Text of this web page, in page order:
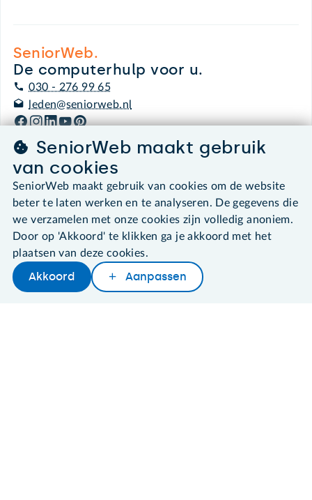
DelenWoordenboek
SeniorWeb.
De computerhulp voor u.
030 - 276 99 65
leden@seniorweb.nl
©2026 SeniorWeb
Algemene voorwaarden
Cookies en cookie-instellingen
Disclaimer
Privacybeleid
About SeniorWeb
SeniorWeb maakt gebruik
van cookies
SeniorWeb maakt gebruik van cookies om de website
beter te laten werken en te analyseren. De gegevens die
we verzamelen met onze cookies zijn volledig anoniem.
Door op 'Akkoord' te klikken ga je akkoord met het
plaatsen van deze cookies.
Akkoord Aanpassen